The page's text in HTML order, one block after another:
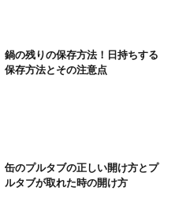
鍋の残りの保存方法！日持ちする
保存方法とその注意点
缶のプルタブの正しい開け方とプ
ルタブが取れた時の開け方